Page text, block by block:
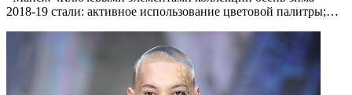
2018-19 стали: активное использование цветовой палитры;…